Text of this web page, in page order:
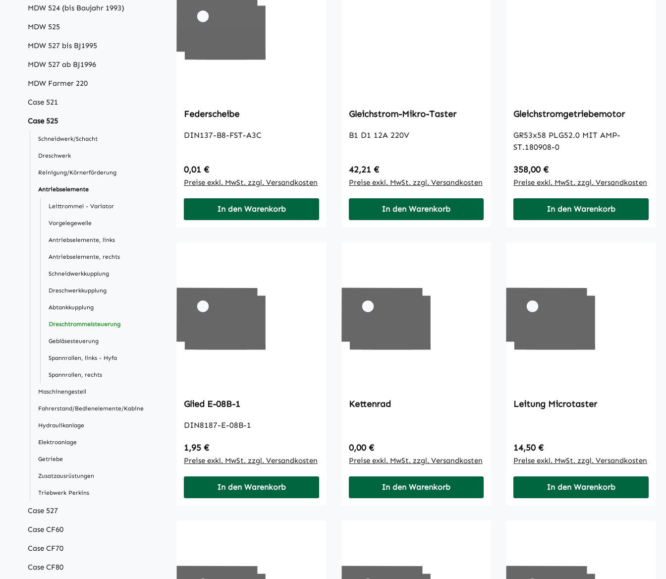
MDW 524 (bis Baujahr 1993)
MDW 525
MDW 527 bis BJ1995
MDW 527 ab BJ1996
MDW Farmer 220
Case 521
Case 525
Schneidwerk/Schacht
Dreschwerk
Reinigung/Körnerförderung
Antriebselemente
Leittrommel - Variator
Vorgelegewelle
Antriebselemente, links
Antriebselemente, rechts
Schneidwerkkupplung
Dreschwerkkupplung
Abtankkupplung
Dreschtrommelsteuerung
Gebläsesteuerung
Spannrollen, links - Hyfa
Spannrollen, rechts
Maschinengestell
Fahrerstand/Bedienelemente/Kabine
Hydraulikanlage
Elektroanlage
Getriebe
Zusatzausrüstungen
Triebwerk Perkins
Case 527
Case CF60
Case CF70
Case CF80
Federscheibe
DIN137-B8-FST-A3C
Regulärer Preis:
0,01 €
Preise exkl. MwSt. zzgl. Versandkosten
In den Warenkorb
Gleichstrom-Mikro-Taster
B1 D1 12A 220V
Regulärer Preis:
42,21 €
Preise exkl. MwSt. zzgl. Versandkosten
In den Warenkorb
Gleichstromgetriebemotor
GR53x58 PLG52.0 MIT AMP-
ST.180908-0
Regulärer Preis:
358,00 €
Preise exkl. MwSt. zzgl. Versandkosten
In den Warenkorb
Glied E-08B-1
DIN8187-E-08B-1
Regulärer Preis:
1,95 €
Preise exkl. MwSt. zzgl. Versandkosten
In den Warenkorb
Kettenrad
Regulärer Preis:
0,00 €
Preise exkl. MwSt. zzgl. Versandkosten
In den Warenkorb
Leitung Microtaster
Regulärer Preis:
14,50 €
Preise exkl. MwSt. zzgl. Versandkosten
In den Warenkorb